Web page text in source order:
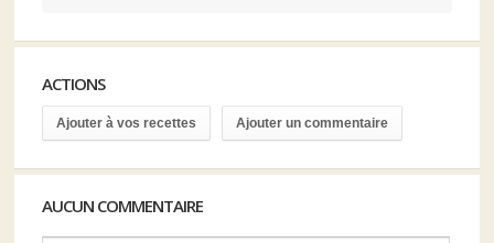
ACTIONS
Ajouter à vos recettes Ajouter un commentaire
AUCUN COMMENTAIRE